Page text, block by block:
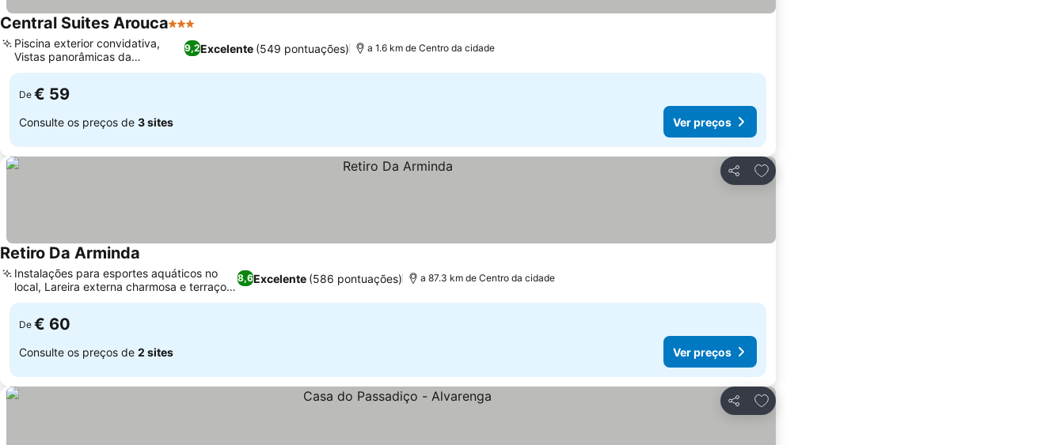
Central Suites Arouca3 Estrelas
9,2Excelente (549 pontuações)
Piscina exterior convidativa,
Vistas panorâmicas da
montanha
a 1.6 km de Centro da cidade
De € 59
Consulte os preços de 3 sites Ver preços
Partilhar
Adicionar aos favoritos
Retiro Da Arminda
8,6Excelente (586 pontuações)
Instalações para esportes aquáticos no
local, Lareira externa charmosa e terraço
ensolarado
a 87.3 km de Centro da cidade
De € 60
Consulte os preços de 2 sites Ver preços
Partilhar
Adicionar aos favoritos